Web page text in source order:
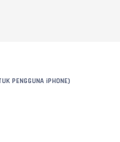
PENGGUNA iPHONE)